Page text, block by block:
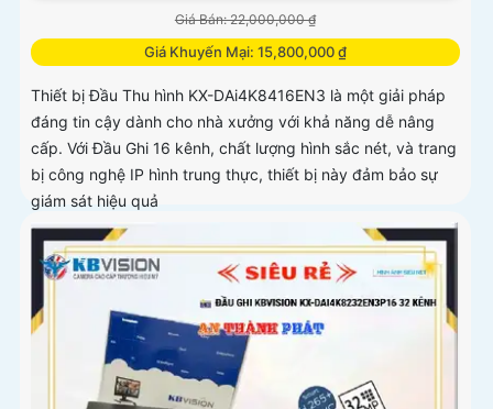
Giá Bán: 22,000,000 ₫
Giá Khuyến Mại: 15,800,000 ₫
Thiết bị Đầu Thu hình KX-DAi4K8416EN3 là một giải pháp
đáng tin cậy dành cho nhà xưởng với khả năng dễ nâng
cấp. Với Đầu Ghi 16 kênh, chất lượng hình sắc nét, và trang
bị công nghệ IP hình trung thực, thiết bị này đảm bảo sự
giám sát hiệu quả